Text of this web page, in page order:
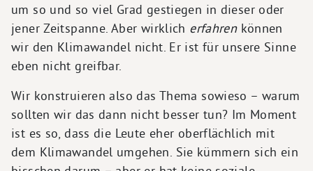
um so und so viel Grad gestiegen in dieser oder
jener Zeitspanne. Aber wirklich erfahrenkönnen
wir den Klimawandel nicht. Er ist für unsere Sinne
eben nicht greifbar.
Wir konstruieren also das Thema sowieso – warum
sollten wir das dann nicht besser tun? Im Moment
ist es so, dass die Leute eher oberflächlich mit
dem Klimawandel umgehen. Sie kümmern sich ein